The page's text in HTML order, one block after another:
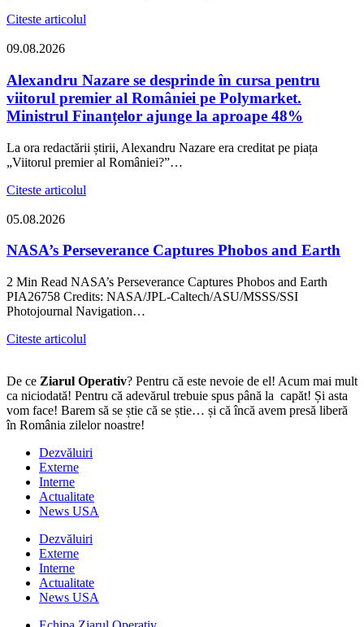
Citeste articolul
09.08.2026
Alexandru Nazare se desprinde în cursa pentru
viitorul premier al României pe Polymarket.
Ministrul Finanțelor ajunge la aproape 48%
La ora redactării știrii, Alexandru Nazare era creditat pe piața
„Viitorul premier al României?”…
Citeste articolul
05.08.2026
NASA’s Perseverance Captures Phobos and Earth
2 Min Read NASA’s Perseverance Captures Phobos and Earth
PIA26758 Credits: NASA/JPL-Caltech/ASU/MSSS/SSI
Photojournal Navigation…
Citeste articolul
De ce Ziarul Operativ? Pentru că este nevoie de el! Acum mai mult
ca niciodată! Pentru că adevărul trebuie spus până la capăt! Și asta
vom face! Barem să se știe că se știe… și că încă avem presă liberă
în România zilelor noastre!
Dezvăluiri
Externe
Interne
Actualitate
News USA
Dezvăluiri
Externe
Interne
Actualitate
News USA